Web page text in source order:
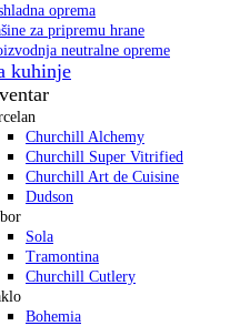
oprema
za pripremu hrane
neutralne opreme
kuhinje
Churchill Alchemy
Churchill Super Vitrified
Churchill Art de Cuisine
Dudson
Sola
Tramontina
Churchill Cutlery
Bohemia